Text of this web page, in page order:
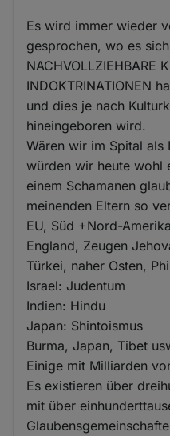
Es wird immer wieder
gesprochen, wo es
NACHVOLLZIEHBARE
INDOKTRINATIONEN
und dies je nach
hineingeboren wird.
Wären wir im Spital als
würden wir heute wohl
einem Schamanen
meinenden Eltern so
EU, Süd +Nord-
England, Zeugen
Türkei, naher Osten,
Israel: Judentum
Indien: Hindu
Japan: Shintoismus
Burma, Japan, Tibet
Einige mit Milliarden
Es existieren über
mit über